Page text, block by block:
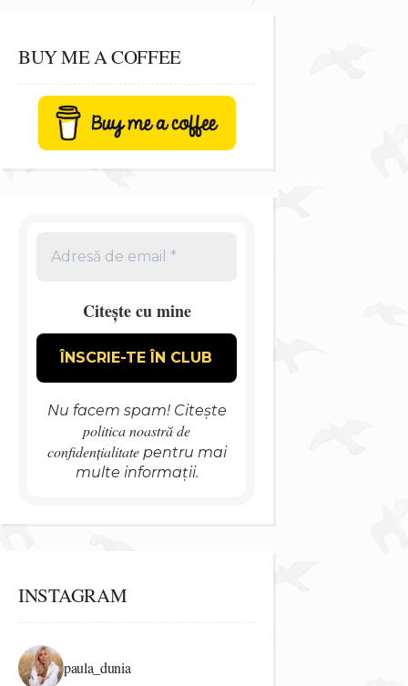
BUY ME A COFFEE
Citește cu mine
Nu facem spam! Citește
politica noastră de
confidențialitatepentru mai
multe informații.
INSTAGRAM
paula_dunia